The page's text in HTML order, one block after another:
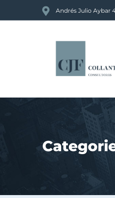
Andrés Julio Aybar